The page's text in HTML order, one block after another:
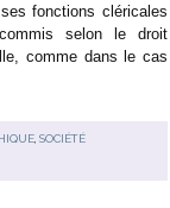
fonctions cléricales
selon le droit
comme dans le cas
, SOCIÉTÉ